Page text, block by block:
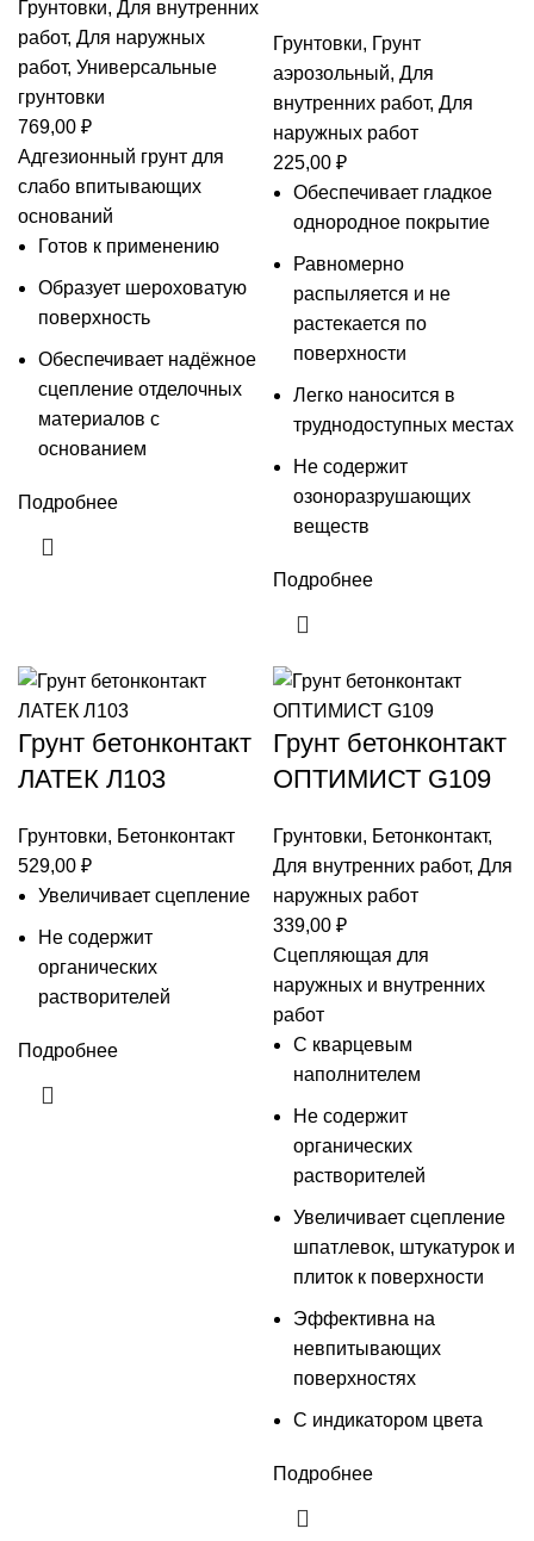
Грунтовки, Для внутренних
работ, Для наружных
работ, Универсальные
грунтовки
769,00 ₽
Адгезионный грунт для
слабо впитывающих
оснований
Готов к применению
Образует шероховатую
поверхность
Обеспечивает надёжное
сцепление отделочных
материалов с
основанием
Подробнее
Грунтовки, Грунт
аэрозольный, Для
внутренних работ, Для
наружных работ
225,00 ₽
Обеспечивает гладкое
однородное покрытие
Равномерно
распыляется и не
растекается по
поверхности
Легко наносится в
труднодоступных местах
Не содержит
озоноразрушающих
веществ
Подробнее
Грунт бетонконтакт
ЛАТЕК Л103
Грунтовки, Бетонконтакт
529,00 ₽
Увеличивает сцепление
Не содержит
органических
растворителей
Подробнее
Грунт бетонконтакт
ОПТИМИСТ G109
Грунтовки, Бетонконтакт,
Для внутренних работ, Для
наружных работ
339,00 ₽
Сцепляющая для
наружных и внутренних
работ
С кварцевым
наполнителем
Не содержит
органических
растворителей
Увеличивает сцепление
шпатлевок, штукатурок и
плиток к поверхности
Эффективна на
невпитывающих
поверхностях
С индикатором цвета
Подробнее